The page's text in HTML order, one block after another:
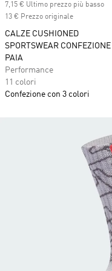
7,15 € Ultimo prezzo più basso
13 € Prezzo originale
CALZE CUSHIONED
SPORTSWEAR
PAIA
Performance
11 colori
Confezione con 3 colori